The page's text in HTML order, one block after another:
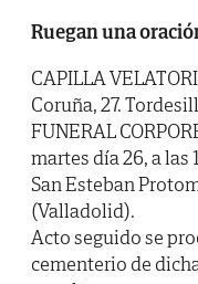
Ruegan una
CAPILLA
Coruña, 27.
FUNERAL
martes día 26, a las
San Esteban
(Valladolid).
Acto seguido se
cementerio de